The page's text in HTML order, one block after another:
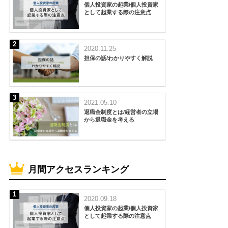
個人投資家の起業/個人投資家
として起業する際の注意点
2020.11.25
担保の話/わかりやすく解説
2021.05.10
退職金制度とは/経営者の立場
から退職金を考える
月間アクセスランキング
2020.09.18
個人投資家の起業/個人投資家
として起業する際の注意点